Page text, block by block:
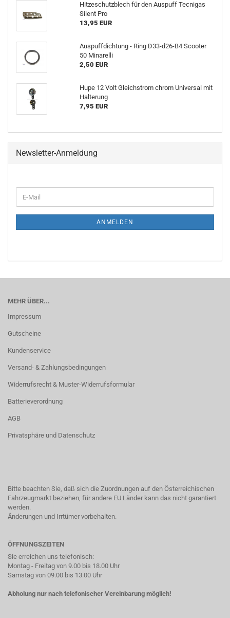
Hitzeschutzblech für den Auspuff Tecnigas
Silent Pro
13,95 EUR
Auspuffdichtung - Ring D33-d26-B4 Scooter
50 Minarelli
2,50 EUR
Hupe 12 Volt Gleichstrom chrom Universal mit
Halterung
7,95 EUR
Newsletter-Anmeldung
E-
Mail
ANMELDEN
MEHR ÜBER...
Impressum
Gutscheine
Kundenservice
Versand- & Zahlungsbedingungen
Widerrufsrecht & Muster-Widerrufsformular
Batterieverordnung
AGB
Privatsphäre und Datenschutz
Bitte beachten Sie, daß sich die Zuordnungen auf den Österreichischen
Fahrzeugmarkt beziehen, für andere EU Länder kann das nicht garantiert
werden.
Änderungen und Irrtümer vorbehalten.
ÖFFNUNGSZEITEN
Sie erreichen uns telefonisch:
Montag - Freitag von 9.00 bis 18.00 Uhr
Samstag von 09.00 bis 13.00 Uhr
Abholung nur nach telefonischer Vereinbarung möglich!